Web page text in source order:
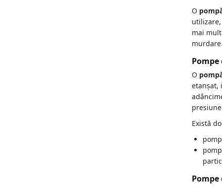
O
mai
murdare.
O
etanșat,
Există